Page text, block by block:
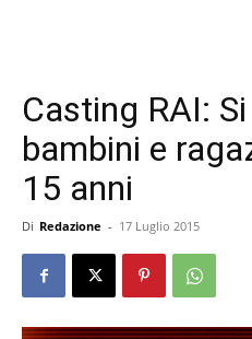
Casting RAI:
bambini e
15 anni
Di Redazione - 17 Luglio 2015